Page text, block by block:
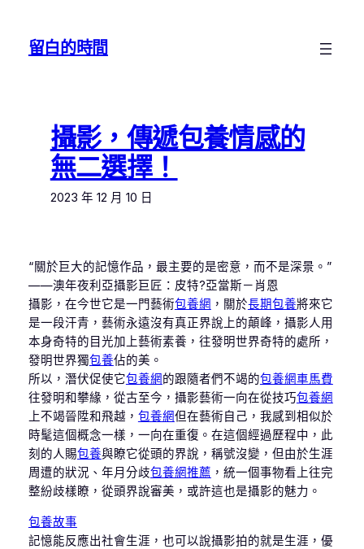
留白的時間
攝影，傳遞包養情感的
無二選擇！
2023 年 12 月 10 日
“關於巨大的記憶作品，最主要的是密意，而不是深景。”
——澳年夜利亞攝影巨匠：皮特?亞當斯－肖恩
攝影，在今世它是一門藝術包養網 ，關於長期包養將來它
是一段汗青，藝術永遠沒有真正界說上的顛峰，攝影人用
本身奇特的目光加上藝術素養，往發明世界奇特的處所，
發明世界獨包養佔的美。
所以，潛伏促使它包養網的跟隨者們不竭的包養網車馬費
往發明和攀緣，從古至今，攝影藝術一向在從技巧包養網
上不竭晉陞和飛越， 包養網但在藝術自己，我感到相似於
時髦這個概念一樣，一向在重復。在這個經過歷程中，此
刻的人賜包養與瞭它從頭的界說，稱號沒變，但由於生涯
周遭的狀況、年月分歧包養網推薦 ，統一個事物看上往完
整紛歧樣瞭，從頭界說審美，或許這也是攝影的魅力。
包養故事
記憶能反應出社會生涯，也可以說攝影拍的就是生涯，優